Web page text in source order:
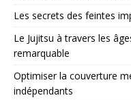
Les secrets des feintes
Le Jujitsu à travers les
remarquable
Optimiser la couverture
indépendants